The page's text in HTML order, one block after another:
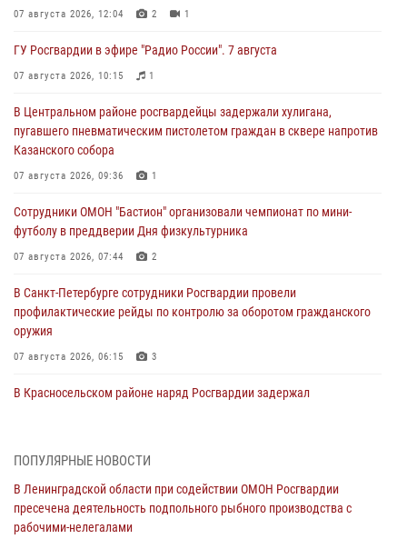
07 августа 2026, 12:04 2 1
ГУ Росгвардии в эфире "Радио России". 7 августа
07 августа 2026, 10:15 1
В Центральном районе росгвардейцы задержали хулигана,
пугавшего пневматическим пистолетом граждан в сквере напротив
Казанского собора
07 августа 2026, 09:36 1
Сотрудники ОМОН "Бастион" организовали чемпионат по мини-
футболу в преддверии Дня физкультурника
07 августа 2026, 07:44 2
В Санкт-Петербурге сотрудники Росгвардии провели
профилактические рейды по контролю за оборотом гражданского
оружия
07 августа 2026, 06:15 3
В Красносельском районе наряд Росгвардии задержал
06 августа 2026, 13:39 1
В Центральном районе росгвардейцы оперативно задержали
хулигана, стрелявшего из пускового устройства рядом с жилыми
домами
ПОПУЛЯРНЫЕ НОВОСТИ
В Ленинградской области при содействии ОМОН Росгвардии
пресечена деятельность подпольного рыбного производства с
рабочими-нелегалами